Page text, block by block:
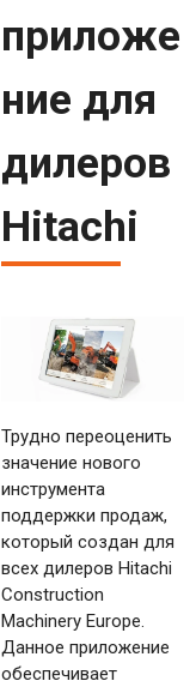
приложе
ние для
дилеров
Hitachi
Трудно переоценить
значение нового
инструмента
поддержки продаж,
который создан для
всех дилеров Hitachi
Construction
Machinery Europe.
Данное приложение
обеспечивает